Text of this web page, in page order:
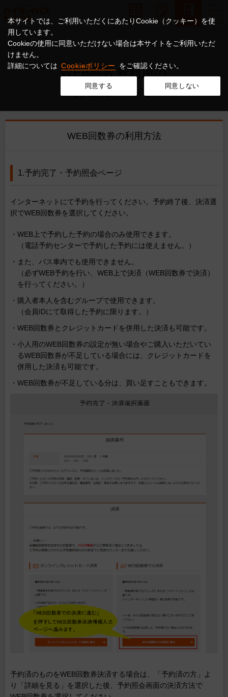
本サイトでは、ご利用いただくにあたりCookie（クッキー）を使
用しています。
Cookieの使用に同意いただけない場合は本サイトをご利用いただ
けません。
詳細については Cookieポリシー をご確認ください。
同意する 同意しない
WEB回数券利用の
方法について
WEB回数券の利用方法
1.予約完了・予約照会ページ
インターネットにて予約を行ってください。予約終了後、決済選
択でWEB回数券を選択してください。
・WEB上で予約した予約の場合のみ使用できます。
（電話予約センターで予約した予約には使えません。）
・また、バス車内でも使用できません。
（必ずWEB予約を行い、WEB上で決済（WEB回数券で決済）
を行ってください。）
・購入者本人を含むグループで使用できます。
（会員IDにて取得した予約に限ります。）
・WEB回数券とクレジットカードを併用した決済も可能です。
・小人用のWEB回数券の設定が無い場合やご購入いただいてい
るWEB回数券が不足している場合には、クレジットカードを
併用した決済も可能です。
・WEB回数券が不足している分は、買い足すこともできます。
予約済のものをWEB回数券決済する場合は、「予約済の方」よ
り「詳細を見る」を選択した後、予約照会画面の決済方法で